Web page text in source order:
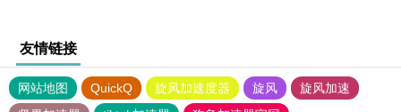
友情链接
网站地图 QuickQ 旋风加速度器 旋风
旋风加速